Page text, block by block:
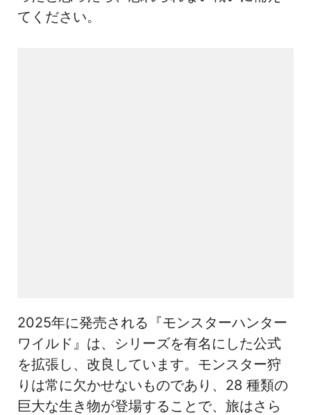
てください。
2025年に発売される『モンスターハンター
ワイルド』は、シリーズを有名にした公式
を拡張し、改良しています。モンスター狩
りは常に欠かせないものであり、28 種類の
巨大な生き物が登場することで、旅はさら